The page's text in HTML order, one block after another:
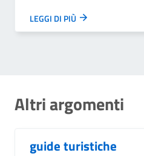
LEGGI DI PIÙ
Altri argomenti
guide turistiche